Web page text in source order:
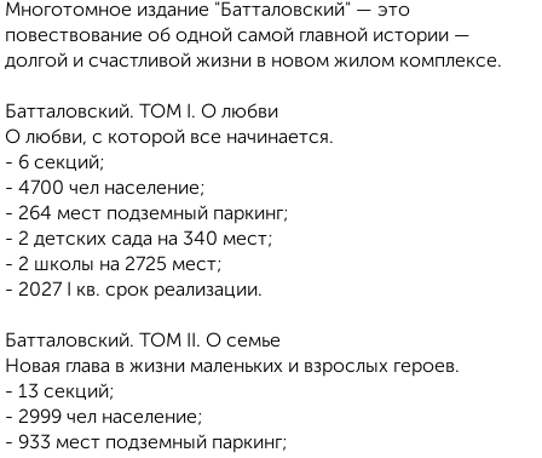
Многотомное издание "Батталовский" — это
повествование об одной самой главной истории —
долгой и счастливой жизни в новом жилом комплексе.
Батталовский. ТОМ I. О любви
О любви, с которой все начинается.
- 6 секций;
- 4700 чел население;
- 264 мест подземный паркинг;
- 2 детских сада на 340 мест;
- 2 школы на 2725 мест;
- 2027 I кв. срок реализации.
Батталовский. ТОМ II. О семье
Новая глава в жизни маленьких и взрослых героев.
- 13 секций;
- 2999 чел население;
- 933 мест подземный паркинг;